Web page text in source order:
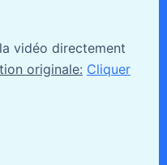
vidéo directement
originale: Cliquer